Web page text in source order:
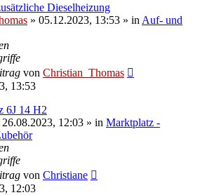
Dieselheizung
» 05.12.2023, 13:53 » in Auf- und
von Christian_Thomas
13:53
6J 14 H2
26.08.2023, 12:03 » in Marktplatz -
von Christiane
12:03